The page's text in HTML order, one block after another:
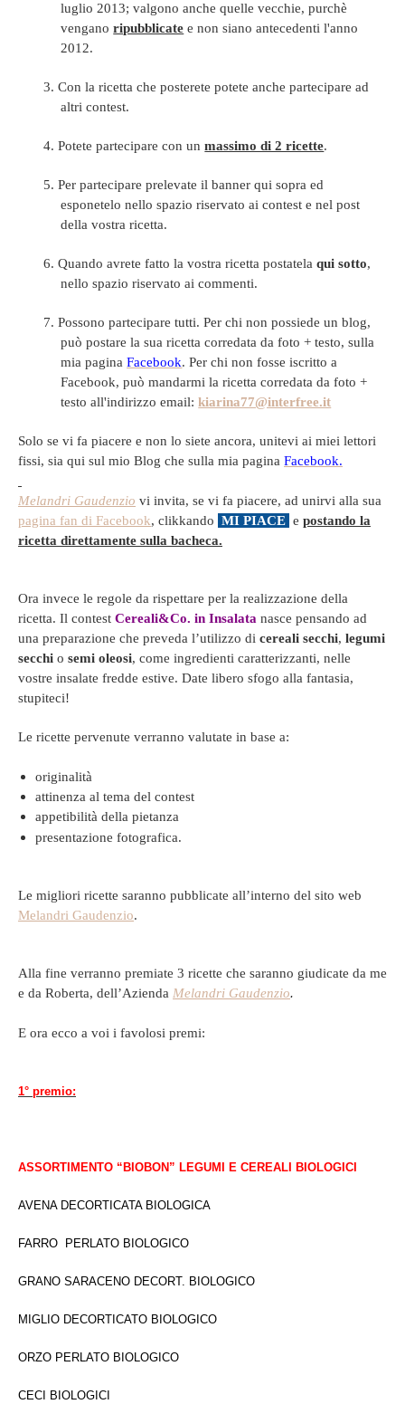
luglio 2013; valgono anche quelle vecchie, purchè
venganoripubblicate e non siano antecedenti l'anno
2012.
3. Con la ricetta che posterete potete anche partecipare ad
altri contest.
4. Potete partecipare con unmassimo di 2 ricette.
5. Per partecipare prelevate il banner qui sopra ed
esponetelo nello spazio riservato ai contest e nel post
della vostra ricetta.
6. Quando avrete fatto la vostra ricetta postatelaqui sotto,
nello spazio riservato ai commenti.
7. Possono partecipare tutti. Per chi non possiede un blog,
può postare la sua ricetta corredata da foto + testo, sulla
mia paginaFacebook. Per chi non fosse iscritto a
Facebook, può mandarmi la ricetta corredata da foto +
testo all'indirizzo email:kiarina77@interfree.it
Solo se vi fa piacere e non lo siete ancora, unitevi ai miei lettori
fissi, sia qui sul mio Blog che sulla mia pagina Facebook.
Melandri Gaudenzio vi invita, se vi fa piacere, ad unirvi alla sua
pagina fan di Facebook, clikkando MI PIACE e postando la
ricetta direttamente sulla bacheca.
Ora invece le regole da rispettare per la realizzazione della
ricetta. Il contest Cereali&Co. in Insalata nasce pensando ad
una preparazione che preveda l’utilizzo di cereali secchi, legumi
secchi o semi oleosi, come ingredienti caratterizzanti, nelle
vostre insalate fredde estive. Date libero sfogo alla fantasia,
stupiteci!
Le ricette pervenute verranno valutate in base a:
originalità
attinenza al tema del contest
appetibilità della pietanza
presentazione fotografica.
Le migliori ricette saranno pubblicate all’interno del sito web
Melandri Gaudenzio.
Alla fine verranno premiate 3 ricette che saranno giudicate da me
e da Roberta, dell’Azienda Melandri Gaudenzio.
E ora ecco a voi i favolosi premi:
1° premio:
ASSORTIMENTO “BIOBON” LEGUMI E CEREALI BIOLOGICI
AVENA DECORTICATA BIOLOGICA
FARRO PERLATO BIOLOGICO
GRANO SARACENO DECORT. BIOLOGICO
MIGLIO DECORTICATO BIOLOGICO
ORZO PERLATO BIOLOGICO
CECI BIOLOGICI